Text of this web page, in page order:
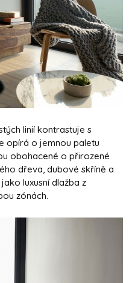
linií kontrastuje s
opírá o jemnou paletu
obohacené o přirozené
dřeva, dubové skříně a
luxusní dlažba z
zónách.